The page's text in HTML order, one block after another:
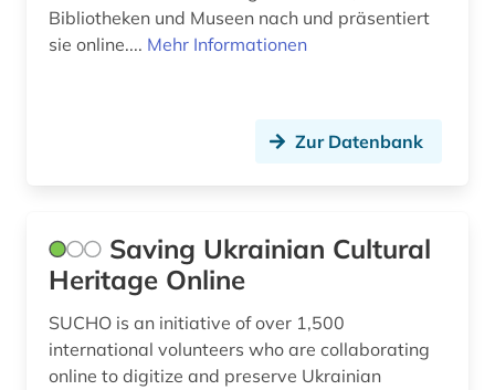
sachsen (1)
stadtgestaltung (1)
stettin (1)
Bibliotheken und Museen nach und präsentiert
sie online.... Mehr Informationen
Zur Datenbank
Saving Ukrainian Cultural
Heritage Online
SUCHO is an initiative of over 1,500
international volunteers who are collaborating
online to digitize and preserve Ukrainian